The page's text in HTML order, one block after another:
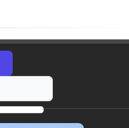
https://radio-g.fr?16830